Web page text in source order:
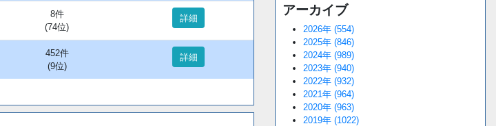
8件
(74位)
詳細
452件
(9位)
詳細
アーカイブ
2026年 (554)
2025年 (846)
2024年 (989)
2023年 (940)
2022年 (932)
2021年 (964)
2020年 (963)
2019年 (1022)